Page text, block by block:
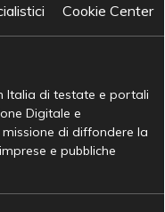
Cookie Center
Italia di testate e portali
Digitale e
di diffondere la
e pubbliche